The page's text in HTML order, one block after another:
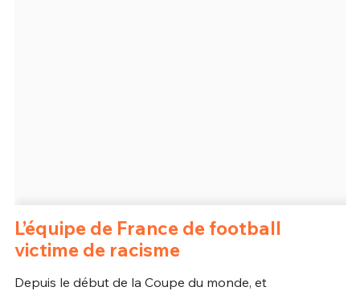
L’équipe de France de football
victime de racisme
Depuis le début de la Coupe du monde, et